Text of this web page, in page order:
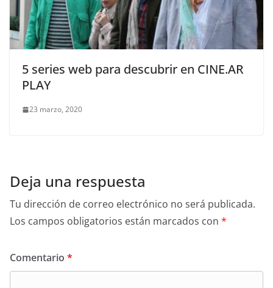
5 series web para descubrir en CINE.AR
PLAY
23 marzo, 2020
Deja una respuesta
Tu dirección de correo electrónico no será publicada.
Los campos obligatorios están marcados con *
Comentario *